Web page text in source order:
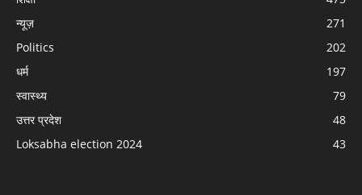
न्यूज़
271
Politics
202
धर्म
197
स्वास्थ्य
79
उत्तर प्रदेश
48
Loksabha election 2024
43